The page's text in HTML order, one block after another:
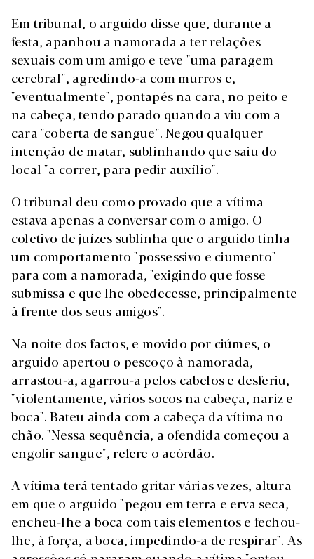
Em tribunal, o arguido disse que, durante a
festa, apanhou a namorada a ter relações
sexuais com um amigo e teve "uma paragem
cerebral", agredindo-a com murros e,
"eventualmente", pontapés na cara, no peito e
na cabeça, tendo parado quando a viu com a
cara "coberta de sangue". Negou qualquer
intenção de matar, sublinhando que saiu do
local "a correr, para pedir auxílio".
O tribunal deu como provado que a vítima
estava apenas a conversar com o amigo. O
coletivo de juízes sublinha que o arguido tinha
um comportamento "possessivo e ciumento"
para com a namorada, "exigindo que fosse
submissa e que lhe obedecesse, principalmente
à frente dos seus amigos".
Na noite dos factos, e movido por ciúmes, o
arguido apertou o pescoço à namorada,
arrastou-a, agarrou-a pelos cabelos e desferiu,
"violentamente, vários socos na cabeça, nariz e
boca". Bateu ainda com a cabeça da vítima no
chão. "Nessa sequência, a ofendida começou a
engolir sangue", refere o acórdão.
A vítima terá tentado gritar várias vezes, altura
em que o arguido "pegou em terra e erva seca,
encheu-lhe a boca com tais elementos e fechou-
lhe, à força, a boca, impedindo-a de respirar". As